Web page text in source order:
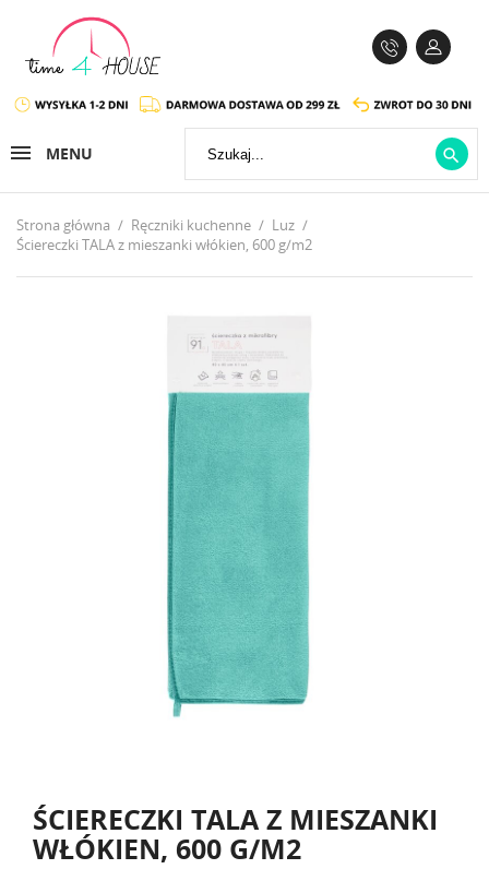
MENU 
Strona główna Ręczniki kuchenne
Luz
Ściereczki TALA z mieszanki włókien, 600 g/m2
ŚCIERECZKI TALA Z MIESZANKI
WŁÓKIEN, 600 G/M2